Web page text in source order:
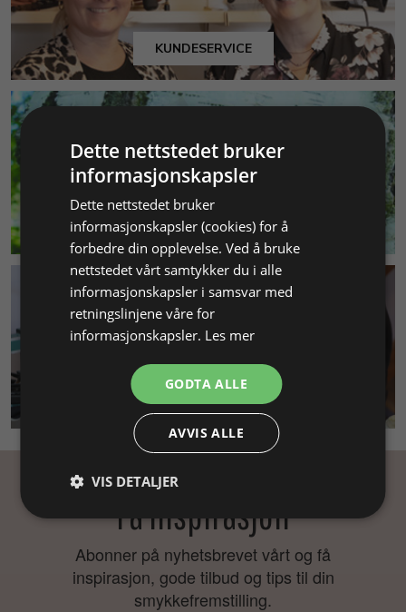
KUNDESERVICE
MILJØ & BÆREKRAFT
Få inspirasjon
Abonner på nyhetsbrevet vårt og få
inspirasjon, gode tilbud og tips til din
smykkefremstilling.
Dette nettstedet bruker
informasjonskapsler
Dette nettstedet bruker
informasjonskapsler (cookies) for å
forbedre din opplevelse. Ved å bruke
nettstedet vårt samtykker du i alle
informasjonskapsler i samsvar med
retningslinjene våre for
informasjonskapsler. Les mer
GODTA ALLE
AVVIS ALLE
VIS DETALJER